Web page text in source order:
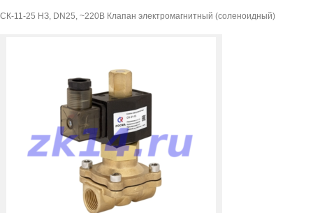
СК-11-25 НЗ, DN25, ~220В Клапан электромагнитный (соленоидный)